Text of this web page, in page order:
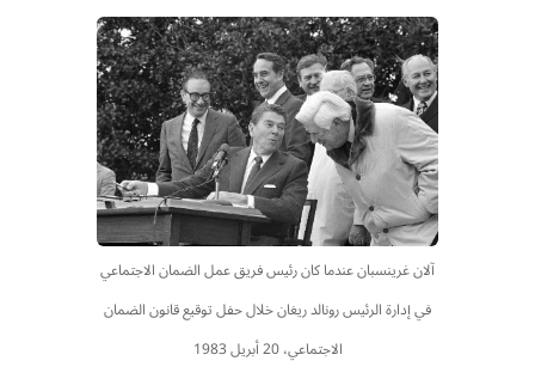
آلان غرينسبان عندما كان رئيس فريق عمل الضمان الاجتماعي
في إدارة الرئيس رونالد ريغان خلال حفل توقيع قانون الضمان
الاجتماعي، 20 أبريل 1983